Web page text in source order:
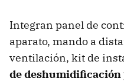
Integran panel de
aparato, mando a
ventilación, kit de
de deshumidificación